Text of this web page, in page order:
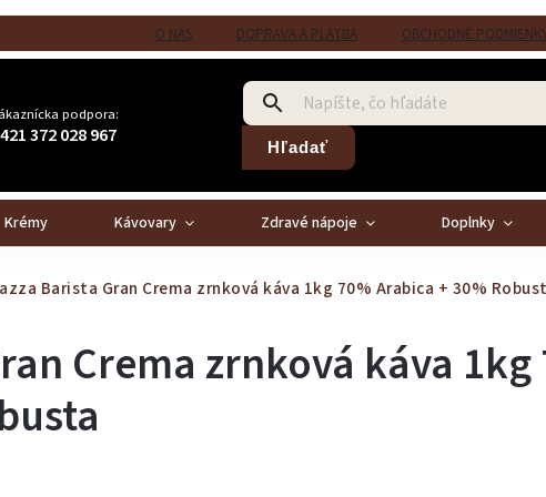
O NÁS DOPRAVA A PLATBA OBCHODNÉ
podpora:
372 028 967 Hľadať
Krémy Kávovary Zdravé nápoje Doplnky
Barista Gran Crema zrnková káva 1kg 70% Arabica + 30%
Crema zrnková káva 1kg